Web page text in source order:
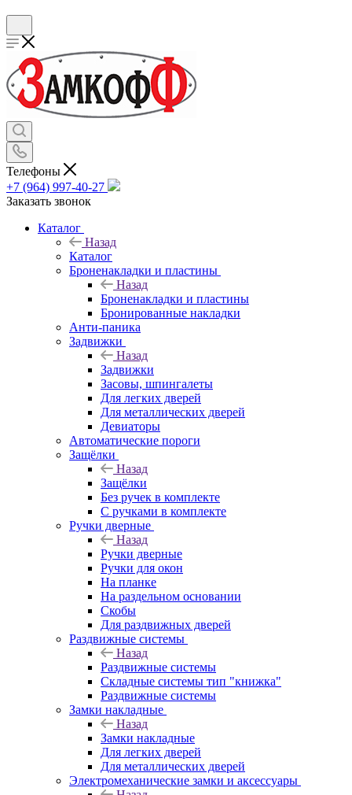
Телефоны
+7 (964) 997-40-27
Заказать звонок
Каталог
Назад
Каталог
Броненакладки и пластины
Назад
Броненакладки и пластины
Бронированные накладки
Анти-паника
Задвижки
Назад
Задвижки
Засовы, шпингалеты
Для легких дверей
Для металлических дверей
Девиаторы
Автоматические пороги
Защёлки
Назад
Защёлки
Без ручек в комплекте
С ручками в комплекте
Ручки дверные
Назад
Ручки дверные
Ручки для окон
На планке
На раздельном основании
Скобы
Для раздвижных дверей
Раздвижные системы
Назад
Раздвижные системы
Складные системы тип "книжка"
Раздвижные системы
Замки накладные
Назад
Замки накладные
Для легких дверей
Для металлических дверей
Электромеханические замки и аксессуары